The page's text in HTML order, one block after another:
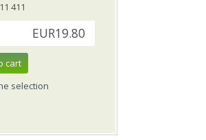
411
EUR19.80
cart
selection